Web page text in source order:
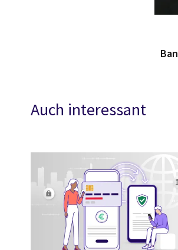
Auch interessant